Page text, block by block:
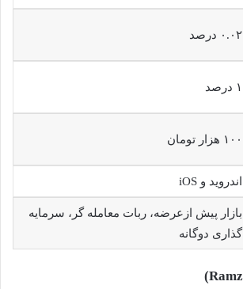
۰.۰۲ درصد
۱ درصد
۱۰۰ هزار تومان
اندروید و iOS
بازار پیش ازعرضه، ربات معامله گر، سرمایه
گذاری دوگانه